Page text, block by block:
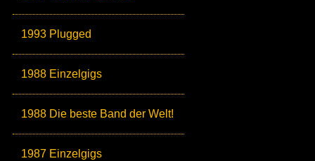
1993 Plugged
1988 Einzelgigs
1988 Die beste Band der Welt!
1987 Einzelgigs